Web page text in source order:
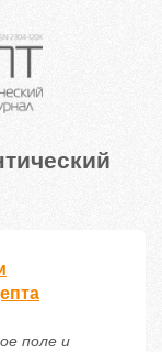
поле и